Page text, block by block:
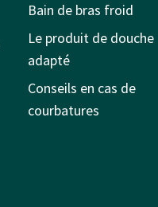
Bain de bras froid
Le produit de douche
adapté
Conseils en cas de
courbatures